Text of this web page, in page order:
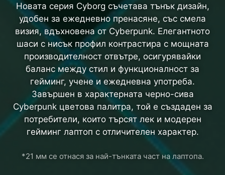
Новата серия Cyborg съчетава тънък дизайн,
удобен за ежедневно пренасяне, със смела
визия, вдъхновена от Cyberpunk. Елегантното
шаси с нисък профил контрастира с мощната
производителност отвътре, осигурявайки
баланс между стил и функционалност за
гейминг, учене и ежедневна употреба.
Завършен в характерната черно-сива
Cyberpunk цветова палитра, той е създаден за
потребители, които търсят лек и модерен
гейминг лаптоп с отличителен характер.
*21 мм се отнася за най-тънката част на лаптопа.